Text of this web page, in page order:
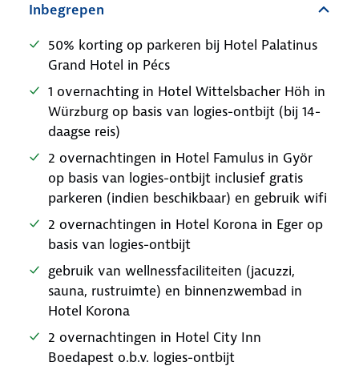
Inbegrepen
50% korting op parkeren bij Hotel Palatinus
Grand Hotel in Pécs
1 overnachting in Hotel Wittelsbacher Höh in
Würzburg op basis van logies-ontbijt (bij 14-
daagse reis)
2 overnachtingen in Hotel Famulus in Györ
op basis van logies-ontbijt inclusief gratis
parkeren (indien beschikbaar) en gebruik wifi
2 overnachtingen in Hotel Korona in Eger op
basis van logies-ontbijt
gebruik van wellnessfaciliteiten (jacuzzi,
sauna, rustruimte) en binnenzwembad in
Hotel Korona
2 overnachtingen in Hotel City Inn
Boedapest o.b.v. logies-ontbijt